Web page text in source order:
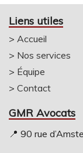
Liens utiles
> Accueil
> Nos services
> Équipe
> Contact
GMR Avocats
📍 90 rue